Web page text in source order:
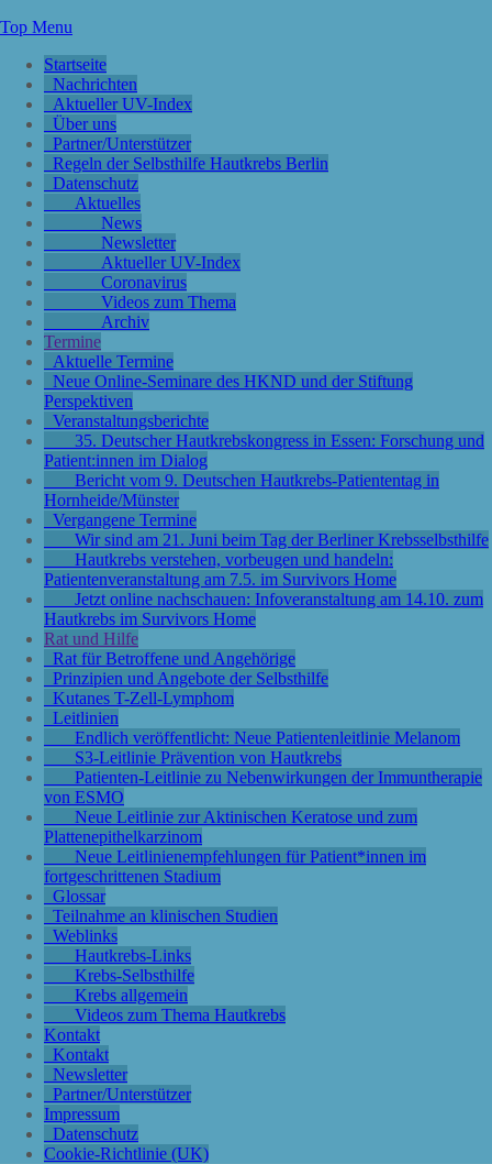
Top Menu
Startseite
Nachrichten
Aktueller UV-Index
Über uns
Partner/Unterstützer
Regeln der Selbsthilfe Hautkrebs Berlin
Datenschutz
Aktuelles
News
Newsletter
Aktueller UV-Index
Coronavirus
Videos zum Thema
Archiv
Termine
Aktuelle Termine
Neue Online-Seminare des HKND und der Stiftung
Perspektiven
Veranstaltungsberichte
35. Deutscher Hautkrebskongress in Essen: Forschung und
Patient:innen im Dialog
Bericht vom 9. Deutschen Hautkrebs-Patiententag in
Hornheide/Münster
Vergangene Termine
Wir sind am 21. Juni beim Tag der Berliner Krebsselbsthilfe
Hautkrebs verstehen, vorbeugen und handeln:
Patientenveranstaltung am 7.5. im Survivors Home
Jetzt online nachschauen: Infoveranstaltung am 14.10. zum
Hautkrebs im Survivors Home
Rat und Hilfe
Rat für Betroffene und Angehörige
Prinzipien und Angebote der Selbsthilfe
Kutanes T-Zell-Lymphom
Leitlinien
Endlich veröffentlicht: Neue Patientenleitlinie Melanom
S3-Leitlinie Prävention von Hautkrebs
Patienten-Leitlinie zu Nebenwirkungen der Immuntherapie
von ESMO
Neue Leitlinie zur Aktinischen Keratose und zum
Plattenepithelkarzinom
Neue Leitlinienempfehlungen für Patient*innen im
fortgeschrittenen Stadium
Glossar
Teilnahme an klinischen Studien
Weblinks
Hautkrebs-Links
Krebs-Selbsthilfe
Krebs allgemein
Videos zum Thema Hautkrebs
Kontakt
Kontakt
Newsletter
Partner/Unterstützer
Impressum
Datenschutz
Cookie-Richtlinie (UK)